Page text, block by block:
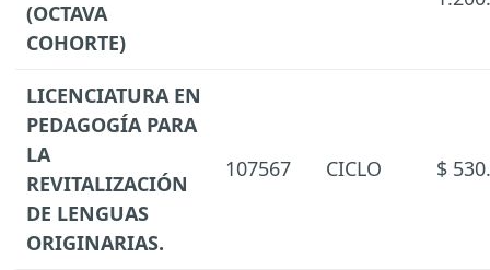
(OCTAVA
COHORTE)
LICENCIATURA EN
PEDAGOGÍA PARA
LA
REVITALIZACIÓN
DE LENGUAS
ORIGINARIAS.
107567 CICLO $